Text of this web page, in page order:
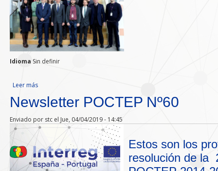
Idioma Sin definir
Leer más
Newsletter POCTEP Nº60
Enviado por stc el Jue, 04/04/2019 - 14:45
Estos son los
resolución de la